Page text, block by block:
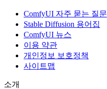
ComfyUI 자주 묻는 질문
Stable Diffusion 용어집
ComfyUI 뉴스
이용 약관
개인정보 보호정책
사이트맵
소개